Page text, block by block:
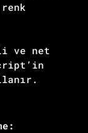
ve net